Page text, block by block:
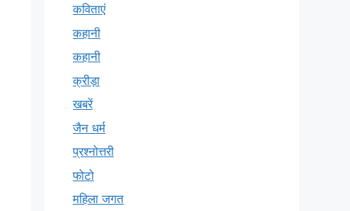
कविताएं
कहानी
कहानी
क्रीड़ा
खबरें
जैन धर्म
प्रश्नोत्तरी
फोटो
महिला जगत